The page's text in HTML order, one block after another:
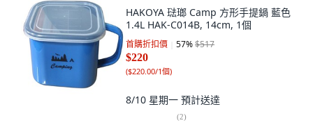
HAKOYA 琺瑯 Camp 方形手提鍋 藍色
1.4L HAK-C014B, 14cm, 1個
首購折扣價 57%$517
$220
($220.00/1個)
8/10 星期一 預計送達
(2)